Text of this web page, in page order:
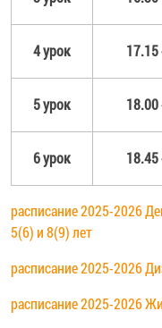
4 урок 17.15
5 урок 18.00
6 урок 18.45
расписание 2025-2026
5(6) и 8(9) лет
расписание 2025-2026
расписание 2025-2026